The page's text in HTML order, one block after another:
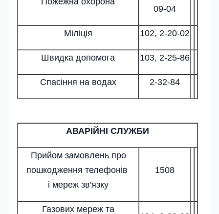
09-04
Міліція 102, 2-20-02
Швидка допомога 103, 2-25-86
Спасіння на водах 2-32-84
АВАРІЙНІ СЛУЖБИ
Прийом замовлень про
пошкодження телефонів
і мереж зв'язку
1508
Газових мереж та